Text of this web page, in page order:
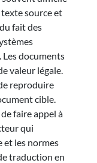
source et
fait des
documents
valeur légale.
reproduire
cible.
faire appel à
qui
les normes
traduction en